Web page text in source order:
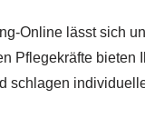
Online lässt sich
Pflegekräfte bieten
schlagen